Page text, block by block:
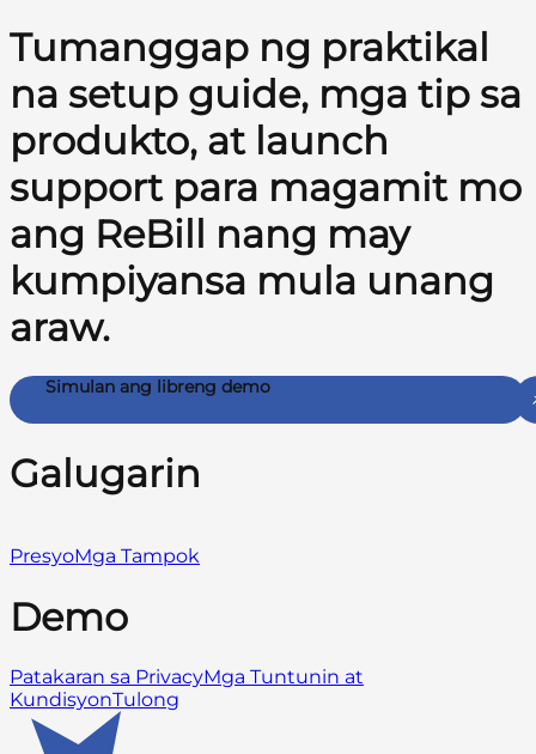
Tumanggap ng praktikal
na setup guide, mga tip sa
produkto, at launch
support para magamit mo
ang ReBill nang may
kumpiyansa mula unang
araw.
Simulan ang libreng demo
Galugarin
PresyoMga Tampok
Demo
Patakaran sa PrivacyMga Tuntunin at
KundisyonTulong